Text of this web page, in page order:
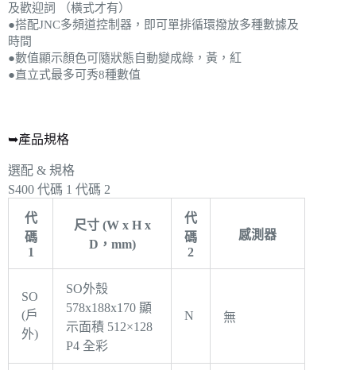
及歡迎詞 （橫式才有）
●搭配JNC多頻道控制器，即可單排循環撥放多種數據及
時間
●數值顯示顏色可隨狀態自動變成綠，黃，紅
●直立式最多可秀8種數值
➥產品規格
選配 & 規格
S400 代碼 1 代碼 2
代
碼
1
尺寸 (W x H x
D，mm)
代
碼
2
感測器
SO
(戶
外)
SO外殼
578x188x170 顯
示面積 512×128
P4 全彩
N 無